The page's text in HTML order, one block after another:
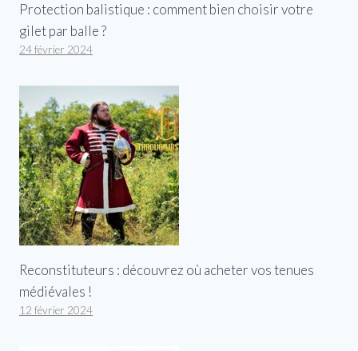
Protection balistique : comment bien choisir votre
gilet par balle ?
24 février 2024
Reconstituteurs : découvrez où acheter vos tenues
médiévales !
12 février 2024